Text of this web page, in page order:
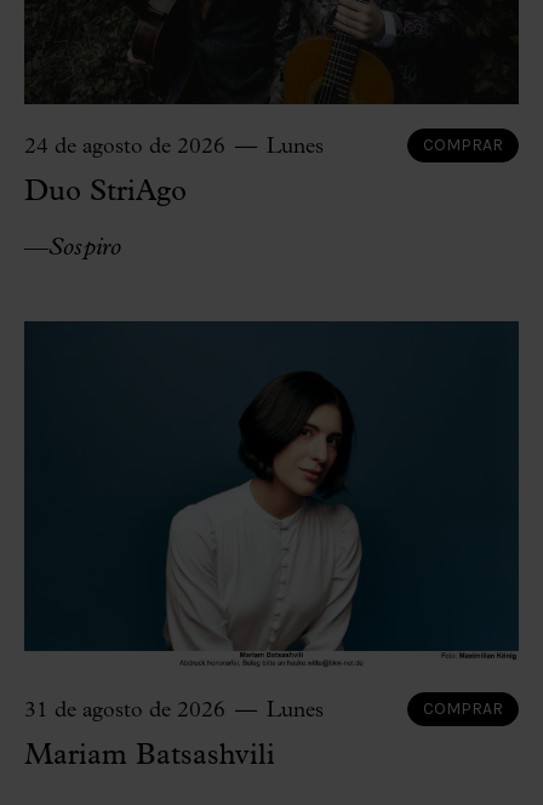
24 de agosto de 2026 Lunes COMPRAR
Duo StriAgo
—Sospiro
31 de agosto de 2026 Lunes COMPRAR
Mariam Batsashvili